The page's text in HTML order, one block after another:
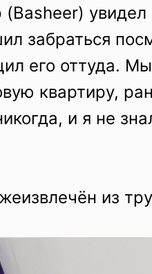
забраться
его оттуда.
квартиру,
и я не
из